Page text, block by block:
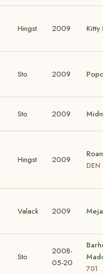
Hingst 2009 Kitty
Sto 2009
Sto 2009
Hingst 2009
Valack 2009
Sto
2008-
05-20
701